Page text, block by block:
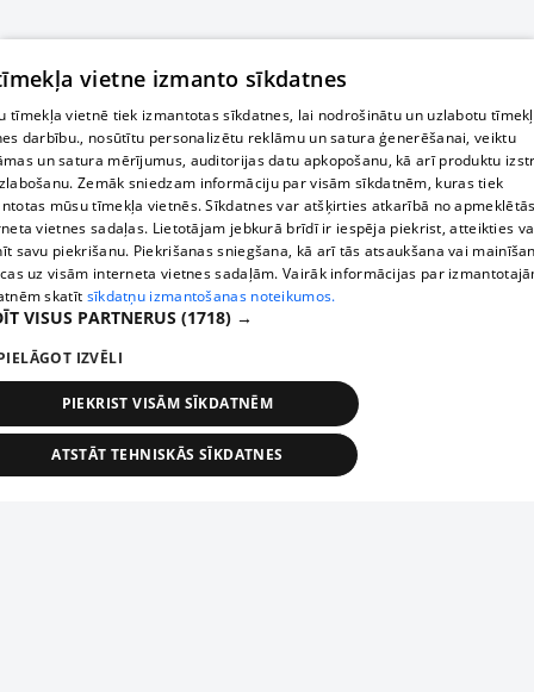
vietne izmanto sīkdatnes
tīmekļa vietnē tiek izmantotas sīkdatnes, lai nodrošinātu un uzlabotu
darbību., nosūtītu personalizētu reklāmu un satura ģenerēšanai, veiktu
un satura mērījumus, auditorijas datu apkopošanu, kā arī produktu
Zemāk sniedzam informāciju par visām sīkdatnēm, kuras tiek
mūsu tīmekļa vietnēs. Sīkdatnes var atšķirties atkarībā no
vietnes sadaļas. Lietotājam jebkurā brīdī ir iespēja piekrist, atteikties
savu piekrišanu. Piekrišanas sniegšana, kā arī tās atsaukšana vai
uz visām interneta vietnes sadaļām. Vairāk informācijas par
skatīt sīkdatņu izmantošanas noteikumos.
VISUS PARTNERUS (1718) →
IZVĒLI
PIEKRIST VISĀM SĪKDATNĒM
ATSTĀT TEHNISKĀS SĪKDATNES